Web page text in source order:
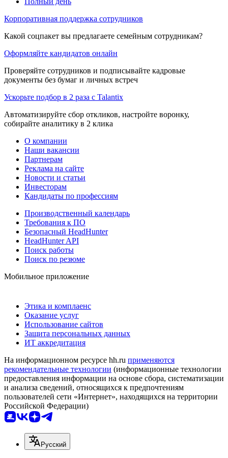
Корпоративная поддержка сотрудников
Какой соцпакет вы предлагаете семейным сотрудникам?
Оформляйте кандидатов онлайн
Проверяйте сотрудников и подписывайте кадровые
документы без бумаг и личных встреч
Ускорьте подбор в 2 раза с Talantix
Автоматизируйте сбор откликов, настройте воронку,
собирайте аналитику в 2 клика
О компании
Наши вакансии
Партнерам
Реклама на сайте
Новости и статьи
Инвесторам
Кандидаты по профессиям
Производственный календарь
Требования к ПО
Безопасный HeadHunter
HeadHunter API
Поиск работы
Поиск по резюме
Мобильное приложение
Этика и комплаенс
Оказание услуг
Использование сайтов
Защита персональных данных
ИТ аккредитация
На информационном ресурсе hh.ru применяются
рекомендательные технологии (информационные технологии
предоставления информации на основе сбора, систематизации
и анализа сведений, относящихся к предпочтениям
пользователей сети «Интернет», находящихся на территории
Российской Федерации)
Русский